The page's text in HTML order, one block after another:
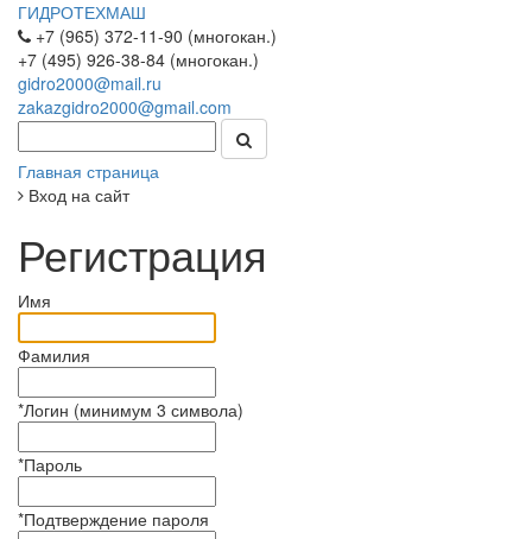
ГИДРОТЕХМАШ
+7 (965) 372-11-90 (многокан.)
+7 (495) 926-38-84 (многокан.)
gidro2000@mail.ru
zakazgidro2000@gmail.com
Главная страница
Вход на сайт
Регистрация
Имя
Фамилия
*Логин (минимум 3 символа)
*Пароль
*Подтверждение пароля